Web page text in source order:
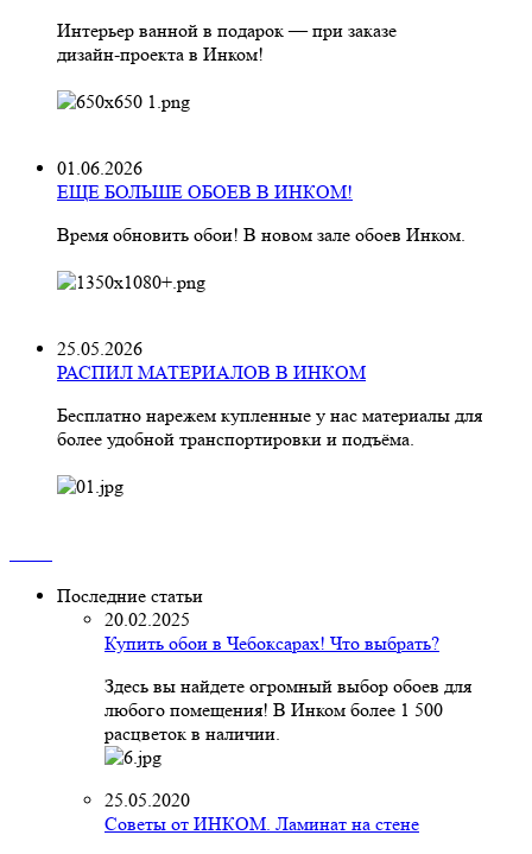
Интерьер ванной в подарок — при заказе
дизайн‑проекта в Инком!
01.06.2026
ЕЩЕ БОЛЬШЕ ОБОЕВ В ИНКОМ!
Время обновить обои! В новом зале обоев Инком.
25.05.2026
РАСПИЛ МАТЕРИАЛОВ В ИНКОМ
Бесплатно нарежем купленные у нас материалы для
более удобной транспортировки и подъёма.
Последние статьи
20.02.2025
Купить обои в Чебоксарах! Что выбрать?
Здесь вы найдете огромный выбор обоев для
любого помещения! В Инком более 1 500
расцветок в наличии.
25.05.2020
Советы от ИНКОМ. Ламинат на стене